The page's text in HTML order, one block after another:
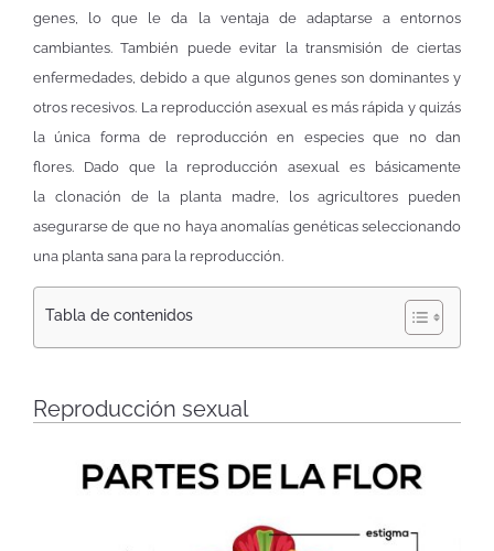
genes, lo que le da la ventaja de adaptarse a entornos
cambiantes. También puede evitar la transmisión de ciertas
enfermedades, debido a que algunos genes son dominantes y
otros recesivos. La reproducción asexual es más rápida y quizás
la única forma de reproducción en especies que no dan
flores. Dado que la reproducción asexual es básicamente
la clonación de la planta madre, los agricultores pueden
asegurarse de que no haya anomalías genéticas seleccionando
una planta sana para la reproducción.
Tabla de contenidos
Reproducción sexual